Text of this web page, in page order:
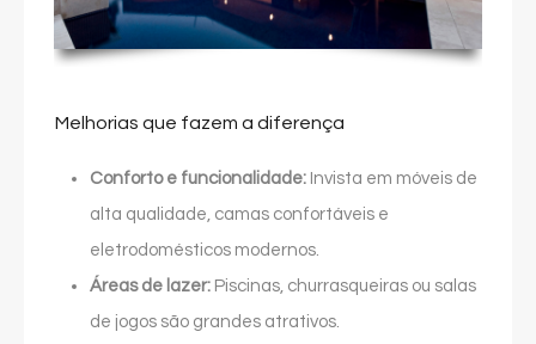
Melhorias que fazem a diferença
Conforto e funcionalidade: Invista em móveis de
alta qualidade, camas confortáveis e
eletrodomésticos modernos.
Áreas de lazer: Piscinas, churrasqueiras ou salas
de jogos são grandes atrativos.